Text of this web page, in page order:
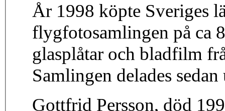
År 1998 köpte Sveriges
flygfotosamlingen på ca
glasplåtar och bladfilm
Samlingen delades
Gottfrid Persson, död